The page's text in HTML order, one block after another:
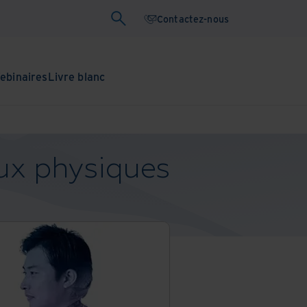
Contactez-nous
Livre blanc
physiques